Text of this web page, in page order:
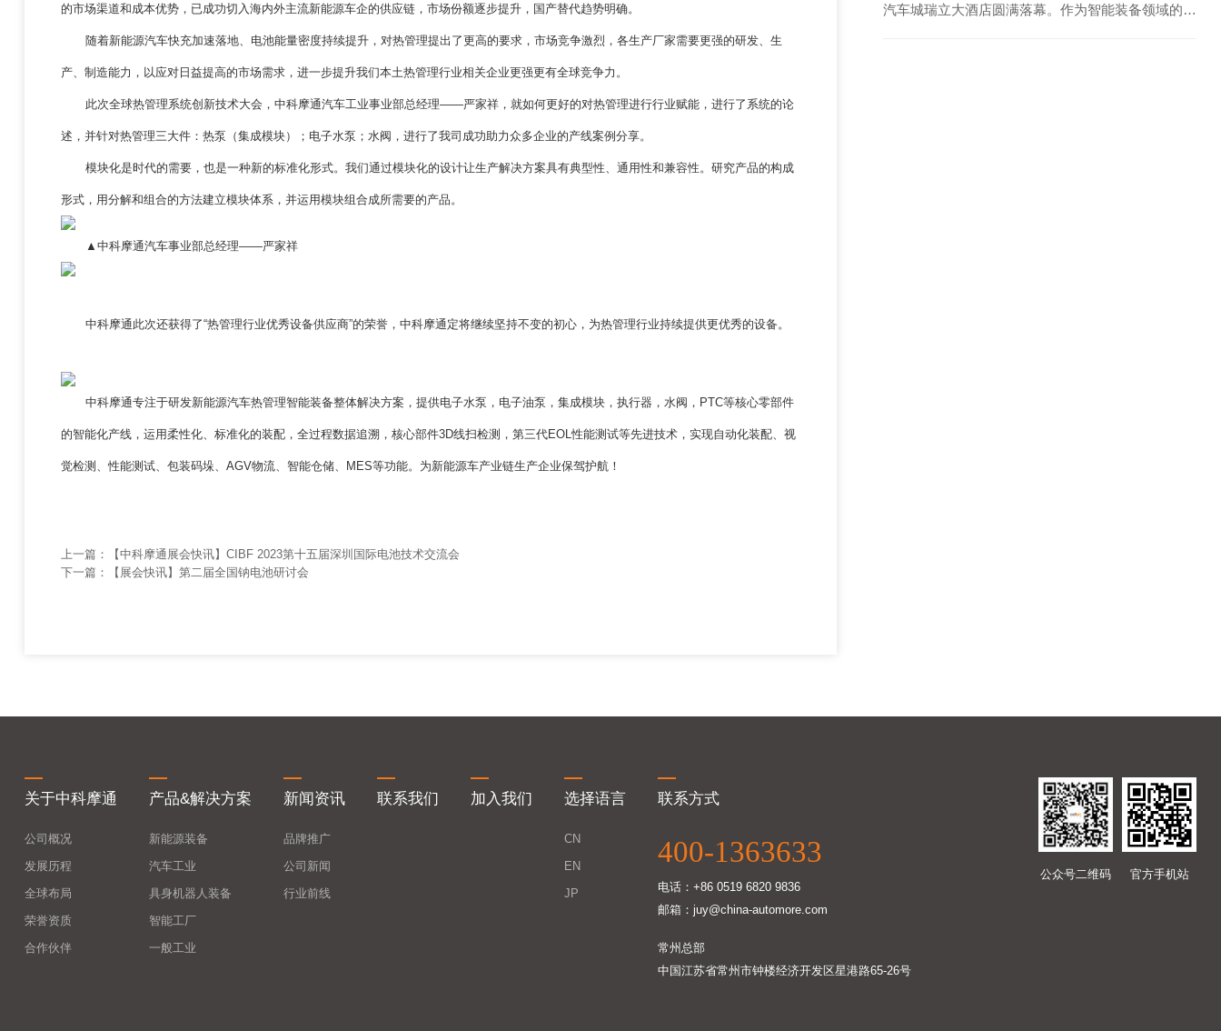
的市场渠道和成本优势，已成功切入海内外主流新能源车企的供应链，市场份额逐步提升，国产替代趋势明确。
随着新能源汽车快充加速落地、电池能量密度持续提升，对热管理提出了更高的要求，市场竞争激烈，各生产厂家需要更强的研发、生
产、制造能力，以应对日益提高的市场需求，进一步提升我们本土热管理行业相关企业更强更有全球竞争力。
此次全球热管理系统创新技术大会，中科摩通汽车工业事业部总经理——严家祥，就如何更好的对热管理进行行业赋能，进行了系统的论
述，并针对热管理三大件：热泵（集成模块）；电子水泵；水阀，进行了我司成功助力众多企业的产线案例分享。
模块化是时代的需要，也是一种新的标准化形式。我们通过模块化的设计让生产解决方案具有典型性、通用性和兼容性。研究产品的构成
形式，用分解和组合的方法建立模块体系，并运用模块组合成所需要的产品。
▲中科摩通汽车事业部总经理——严家祥
中科摩通此次还获得了“热管理行业优秀设备供应商”的荣誉，中科摩通定将继续坚持不变的初心，为热管理行业持续提供更优秀的设备。
中科摩通专注于研发新能源汽车热管理智能装备整体解决方案，提供电子水泵，电子油泵，集成模块，执行器，水阀，PTC等核心零部件
的智能化产线，运用柔性化、标准化的装配，全过程数据追溯，核心部件3D线扫检测，第三代EOL性能测试等先进技术，实现自动化装配、视
觉检测、性能测试、包装码垛、AGV物流、智能仓储、MES等功能。为新能源车产业链生产企业保驾护航！
上一篇：
【中科摩通展会快讯】CIBF 2023第十五届深圳国际电池技术交流会
下一篇：
【展会快讯】第二届全国钠电池研讨会
汽车城瑞立大酒店圆满落幕。作为智能装备领域的创
持续以稳健智造能力，助力国内智能底盘产业稳步高
质量发展。匠心智造发声 解析装配工艺与测试前沿
实践大会同期技术分享环节中，中科摩通苏州分公司
点与全维度测试体系展开专业解读。演讲结合落地项
关于中科摩通
公司概况
发展历程
全球布局
荣誉资质
合作伙伴
产品&解决方案
新能源装备
汽车工业
具身机器人装备
智能工厂
一般工业
新闻资讯
品牌推广
公司新闻
行业前线
联系我们 加入我们 选择语言
CN
EN
JP
联系方式
400-1363633
电话：+86 0519 6820 9836
邮箱：juy@china-automore.com
常州总部
中国江苏省常州市钟楼经济开发区星港路65-26号
公众号二维码 官方手机站